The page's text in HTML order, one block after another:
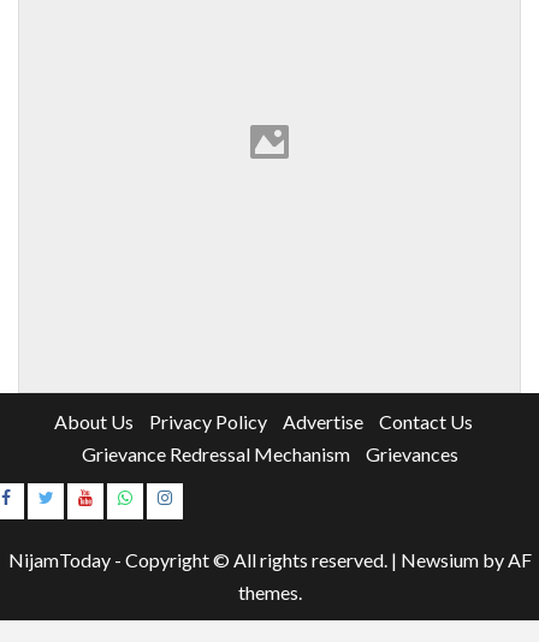
About Us Privacy Policy Advertise
Contact Us
Grievance Redressal Mechanism
Grievances
Instagram
NijamToday - Copyright © All rights reserved. | Newsiumby AF
themes.